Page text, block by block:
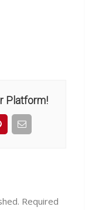
Platform!
Required